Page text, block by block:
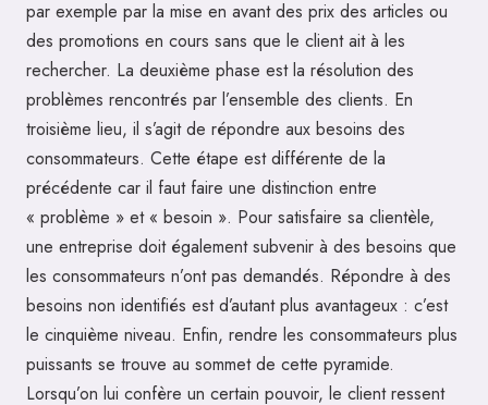
par exemple par la mise en avant des prix des articles ou
des promotions en cours sans que le client ait à les
rechercher. La deuxième phase est la résolution des
problèmes rencontrés par l’ensemble des clients. En
troisième lieu, il s’agit de répondre aux besoins des
consommateurs. Cette étape est différente de la
précédente car il faut faire une distinction entre
« problème » et « besoin ». Pour satisfaire sa clientèle,
une entreprise doit également subvenir à des besoins que
les consommateurs n’ont pas demandés. Répondre à des
besoins non identifiés est d’autant plus avantageux : c’est
le cinquième niveau. Enfin, rendre les consommateurs plus
puissants se trouve au sommet de cette pyramide.
Lorsqu’on lui confère un certain pouvoir, le client ressent